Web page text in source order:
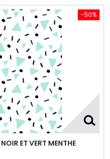
ET VERT MENTHE
-50%